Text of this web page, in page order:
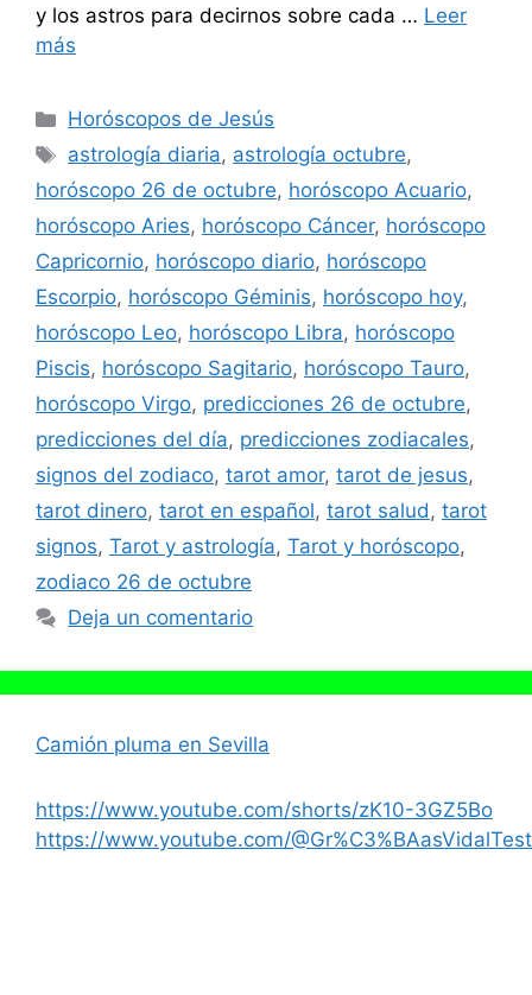
y los astros para decirnos sobre cada … Leer
más
Categorías
Horóscopos de Jesús
Etiquetas
astrología diaria, astrología octubre,
horóscopo 26 de octubre, horóscopo Acuario,
horóscopo Aries, horóscopo Cáncer, horóscopo
Capricornio, horóscopo diario, horóscopo
Escorpio, horóscopo Géminis, horóscopo hoy,
horóscopo Leo, horóscopo Libra, horóscopo
Piscis, horóscopo Sagitario, horóscopo Tauro,
horóscopo Virgo, predicciones 26 de octubre,
predicciones del día, predicciones zodiacales,
signos del zodiaco, tarot amor, tarot de jesus,
tarot dinero, tarot en español, tarot salud, tarot
signos, Tarot y astrología, Tarot y horóscopo,
zodiaco 26 de octubre
Deja un comentario
Camión pluma en Sevilla
https://www.youtube.com/shorts/zK10-3GZ5Bo
https://www.youtube.com/